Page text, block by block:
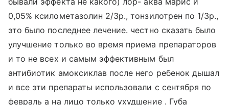
0,05% ксилометазолин 2/3р., тонзилотрен по 1/3р.,
это было последнее лечение. честно сказать было
улучшение только во время приема препараторов
и то не всех и самым эффективным был
антибиотик амоксиклав после него ребенок дышал
и все эти препараты использовали с сентября по
февраль а на лицо только ухудшение . Губа